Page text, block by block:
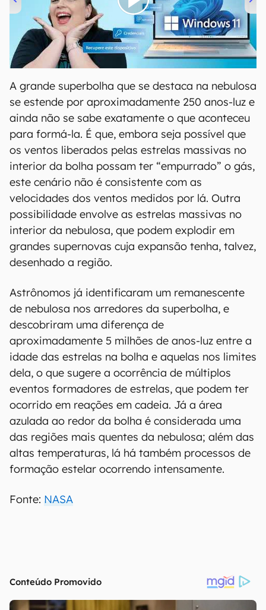
00:00 04:52
A grande superbolha que se destaca na nebulosa
se estende por aproximadamente 250 anos-luz e
ainda não se sabe exatamente o que aconteceu
para formá-la. É que, embora seja possível que
os ventos liberados pelas estrelas massivas no
interior da bolha possam ter “empurrado” o gás,
este cenário não é consistente com as
velocidades dos ventos medidos por lá. Outra
possibilidade envolve as estrelas massivas no
interior da nebulosa, que podem explodir em
grandes supernovas cuja expansão tenha, talvez,
desenhado a região.
Astrônomos já identificaram um remanescente
de nebulosa nos arredores da superbolha, e
descobriram uma diferença de
aproximadamente 5 milhões de anos-luz entre a
idade das estrelas na bolha e aquelas nos limites
dela, o que sugere a ocorrência de múltiplos
eventos formadores de estrelas, que podem ter
ocorrido em reações em cadeia. Já a área
azulada ao redor da bolha é considerada uma
das regiões mais quentes da nebulosa; além das
altas temperaturas, lá há também processos de
formação estelar ocorrendo intensamente.
Fonte: NASA